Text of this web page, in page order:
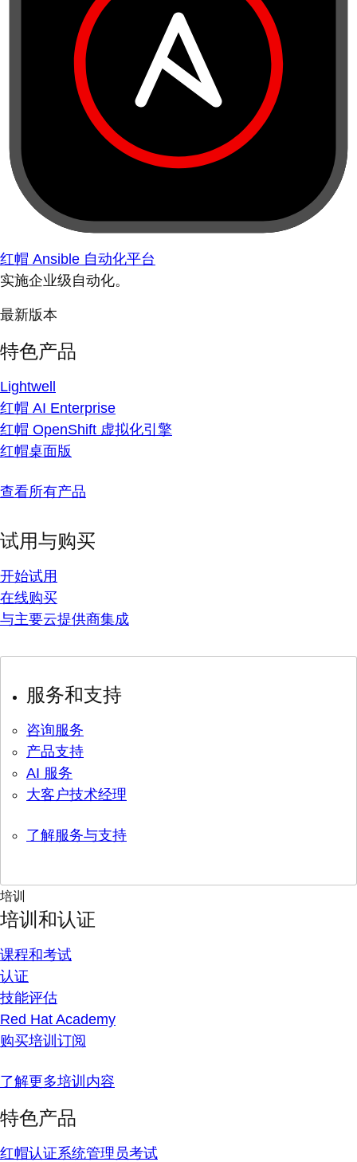
红帽 Ansible 自动化平台
实施企业级自动化。
最新版本
特色产品
Lightwell
红帽 AI Enterprise
红帽 OpenShift 虚拟化引擎
红帽桌面版
查看所有产品
试用与购买
开始试用
在线购买
与主要云提供商集成
服务和支持
咨询服务
产品支持
AI 服务
大客户技术经理
了解服务与支持
培训
培训和认证
课程和考试
认证
技能评估
Red Hat Academy
购买培训订阅
了解更多培训内容
特色产品
红帽认证系统管理员考试